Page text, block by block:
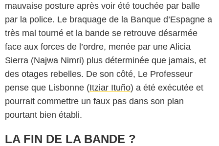
mauvaise posture après voir été touchée par balle
par la police. Le braquage de la Banque d’Espagne a
très mal tourné et la bande se retrouve désarmée
face aux forces de l’ordre, menée par une Alicia
Sierra (Najwa Nimri) plus déterminée que jamais, et
des otages rebelles. De son côté, Le Professeur
pense que Lisbonne (Itziar Ituño) a été exécutée et
pourrait commettre un faux pas dans son plan
pourtant bien établi.
LA FIN DE LA BANDE ?